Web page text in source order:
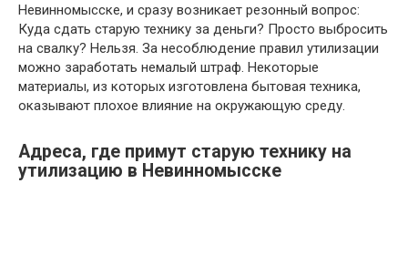
Невинномысске, и сразу возникает резонный вопрос:
Куда сдать старую технику за деньги? Просто выбросить
на свалку? Нельзя. За несоблюдение правил утилизации
можно заработать немалый штраф. Некоторые
материалы, из которых изготовлена бытовая техника,
оказывают плохое влияние на окружающую среду.
Адреса, где примут старую технику на
утилизацию в Невинномысске